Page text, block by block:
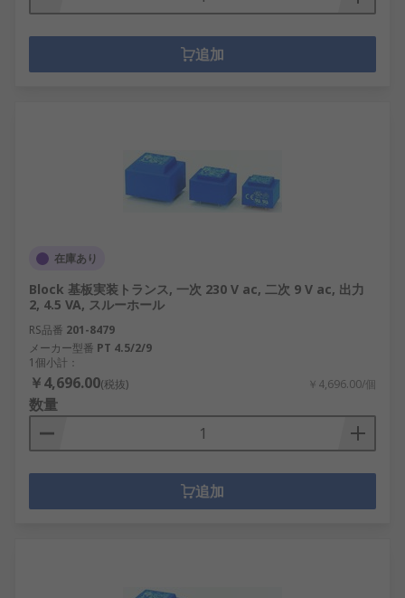
追加
在庫あり
Block 基板実装トランス, 一次 230 V ac, 二次 9 V ac, 出力
2, 4.5 VA, スルーホール
RS品番 201-8479
メーカー型番 PT 4.5/2/9
1個小計：
￥4,696.00(税抜) ￥4,696.00/個
数量
追加